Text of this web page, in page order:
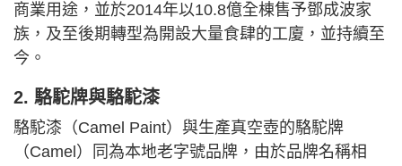
商業用途，並於2014年以10.8億全棟售予鄧成波家
族，及至後期轉型為開設大量食肆的工廈，並持續至
今。
2. 駱駝牌與駱駝漆
駱駝漆（Camel Paint）與生產真空壺的駱駝牌
（Camel）同為本地老字號品牌，由於品牌名稱相